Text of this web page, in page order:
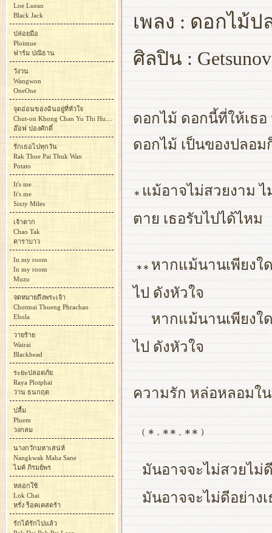
เพลง : ดอกไม้ป
ศิลปิน :
ดอกไม้ ดอกนี้ที่ให้เธ
ดอกไม้ เป็นของปลอ
∗ แม้อาจไม่สวยงาม
ตาย เธอรับไปได้ไหม
∗∗ หากแม้นานเพียงใ
ไป ดังหัวใจ
หากแม้นานเพียงใ
ไป ดังหัวใจ
ความรัก หล่อหลอมใ
( ∗ , ∗∗ , ∗∗ )
มันอาจจะไม่สวยไม่
มันอาจจะไม่ดีอย่าง
Loe Luean
Black Jack
ปล่อยมือ
Ploimue
ฟาร์ม ปณิธาน
วังวน
Wangwon
OneOne
จุดอ่อนของฉันอยู่ที่หัวใจ
Chut-on Khong Chan Yu Thi Huachai
อ๊อฟ ปองศักดิ์
รักเธอไปทุกวัน
Rak Thoe Pai Thuk Wan
Potato
It's me
It's me
Sixty Miles
เจ้าตาก
Chao Tak
คาราบาว
In my room
In my room
Muzu
จดหมายถึงพระเจ้า
Chotmai Thueng Phrachao
Ebola
วายร้าย
Wairai
Blackhead
ระยะปลอดภัย
Raya Plotphai
ว่าน ธนกฤต
ปลื้ม
Pluem
วงกลม
นางกวักมหาเสน่ห์
Nangkwak Maha Sane
ไมค์ ภิรมย์พร
หลอกใช้
Lok Chai
หรั่ง ร็อคเคสตร้า
รักได้รักไปแล้ว